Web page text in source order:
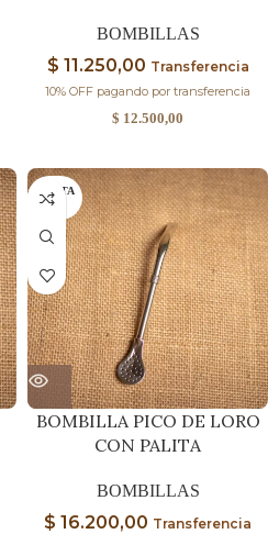
BOMBILLAS
$ 11.250,00 Transferencia
10% OFF pagando por transferencia
$ 12.500,00
AGOTA
DO
BOMBILLA PICO DE LORO
CON PALITA
BOMBILLAS
$ 16.200,00 Transferencia